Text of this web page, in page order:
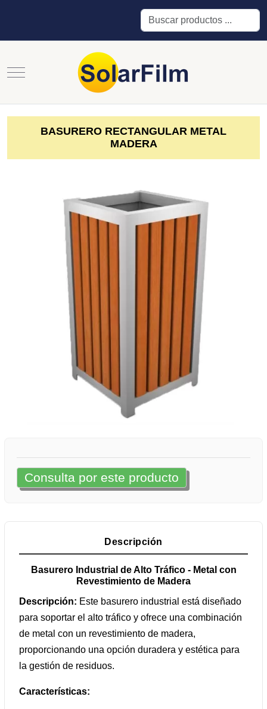
Buscar
Mobile Menu Toggle
BASURERO RECTANGULAR METAL
MADERA
Consulta por este producto
Descripción
Basurero Industrial de Alto Tráfico - Metal con
Revestimiento de Madera
Descripción: Este basurero industrial está diseñado
para soportar el alto tráfico y ofrece una combinación
de metal con un revestimiento de madera,
proporcionando una opción duradera y estética para
la gestión de residuos.
Características: